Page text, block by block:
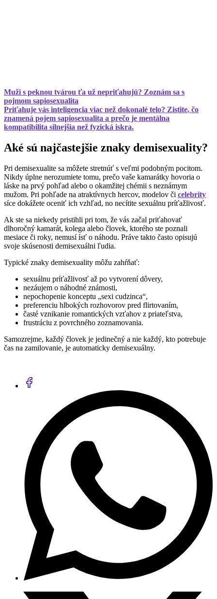
Muži s peknou tvárou ťa už nepriťahujú? Zoznám sa s
pojmom sapiosexualita
Priťahuje vás inteligencia viac než dokonalé telo? Zistite, čo
znamená pojem sapiosexualita a prečo je mentálna
kompatibilita silnejšia než fyzická iskra.
Aké sú najčastejšie znaky demisexuality?
Pri demisexualite sa môžete stretnúť s veľmi podobným pocitom.
Nikdy úplne nerozumiete tomu, prečo vaše kamarátky hovoria o
láske na prvý pohľad alebo o okamžitej chémii s neznámym
mužom. Pri pohľade na atraktívnych hercov, modelov či celebrity
síce dokážete oceniť ich vzhľad, no necítite sexuálnu príťažlivosť.
Ak ste sa niekedy pristihli pri tom, že vás začal priťahovať
dlhoročný kamarát, kolega alebo človek, ktorého ste poznali
mesiace či roky, nemusí ísť o náhodu. Práve takto často opisujú
svoje skúsenosti demisexuálni ľudia.
Typické znaky demisexuality môžu zahŕňať:
sexuálnu príťažlivosť až po vytvorení dôvery,
nezáujem o náhodné známosti,
nepochopenie konceptu „sexi cudzinca“,
preferenciu hlbokých rozhovorov pred flirtovaním,
časté vznikanie romantických vzťahov z priateľstva,
frustráciu z povrchného zoznamovania.
Samozrejme, každý človek je jedinečný a nie každý, kto potrebuje
čas na zamilovanie, je automaticky demisexuálny.